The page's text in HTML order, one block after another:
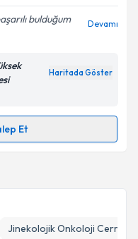
Jinekolojik Onkoloji Cerrahisi
ilişkin
verilerimin belirtilen
ediyorum.
bulduğum
Devamı
Haritada Göster
Et
e-posta ile